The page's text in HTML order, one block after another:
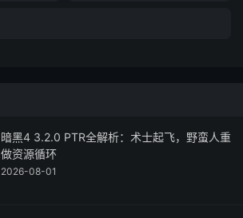
暗黑4 3.2.0 PTR全解析：术士起飞，野蛮人重
做资源循环
2026-08-01